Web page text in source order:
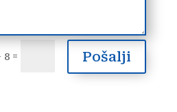
8 = Pošalji